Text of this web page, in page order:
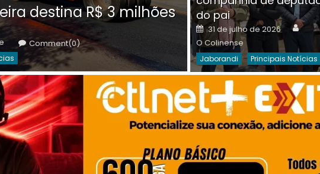
destina R$ 3 milhões
Comment(0)
on
30 de julho de 2026 O
Destaques Da Semana
do pai
Posted
on
31 de julho de 2026
O Colinense
Jaborandi Principais Notícias